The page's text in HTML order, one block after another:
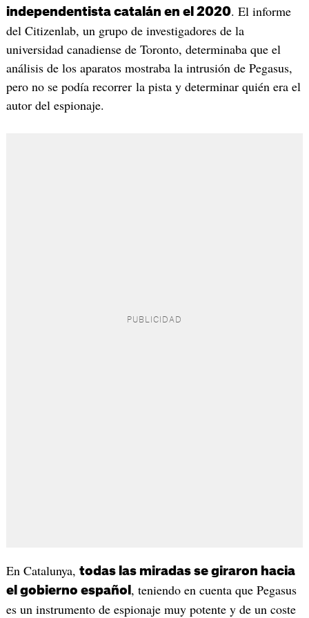
independentista catalán en el 2020. El informe
del Citizenlab, un grupo de investigadores de la
universidad canadiense de Toronto, determinaba que el
análisis de los aparatos mostraba la intrusión de Pegasus,
pero no se podía recorrer la pista y determinar quién era el
autor del espionaje.
En Catalunya, todas las miradas se giraron hacia
el gobierno español , teniendo en cuenta que Pegasus
es un instrumento de espionaje muy potente y de un coste